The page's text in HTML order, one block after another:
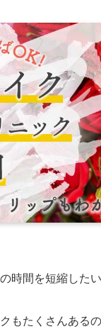
間を短縮した
たくさんある